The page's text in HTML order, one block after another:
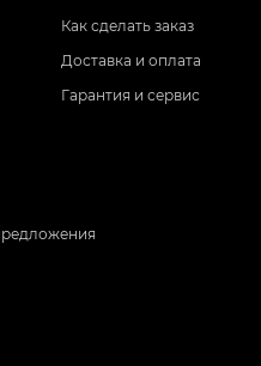
Как сделать заказ
Доставка и оплата
Гарантия и сервис